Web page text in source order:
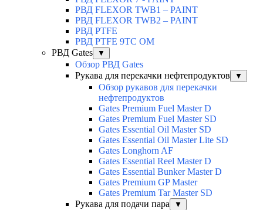
РВД FLEXOR TWB1 – PAINT
РВД FLEXOR TWB2 – PAINT
РВД PTFE
РВД PTFE 9TC OM
РВД Gates
▼
Обзор РВД Gates
Рукава для перекачки нефтепродуктов
▼
Обзор рукавов для перекачки
нефтепродуктов
Gates Premium Fuel Master D
Gates Premium Fuel Master SD
Gates Essential Oil Master SD
Gates Essential Oil Master Lite SD
Gates Longhorn AF
Gates Essential Reel Master D
Gates Essential Bunker Master D
Gates Premium GP Master
Gates Premium Tar Master SD
Рукава для подачи пара
▼